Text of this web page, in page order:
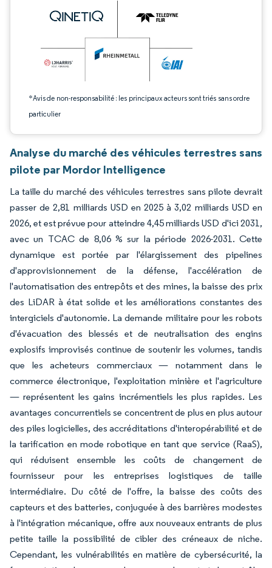
*Avis de non-responsabilité : les principaux acteurs sont triés sans ordre
particulier
Analyse du marché des véhicules terrestres sans
pilote par Mordor Intelligence
La taille du marché des véhicules terrestres sans pilote devrait
passer de 2,81 milliards USD en 2025 à 3,02 milliards USD en
2026, et est prévue pour atteindre 4,45 milliards USD d'ici 2031,
avec un TCAC de 8,06 % sur la période 2026-2031. Cette
dynamique est portée par l'élargissement des pipelines
d'approvisionnement de la défense, l'accélération de
l'automatisation des entrepôts et des mines, la baisse des prix
des LiDAR à état solide et les améliorations constantes des
intergiciels d'autonomie. La demande militaire pour les robots
d'évacuation des blessés et de neutralisation des engins
explosifs improvisés continue de soutenir les volumes, tandis
que les acheteurs commerciaux — notamment dans le
commerce électronique, l'exploitation minière et l'agriculture
— représentent les gains incrémentiels les plus rapides. Les
avantages concurrentiels se concentrent de plus en plus autour
des piles logicielles, des accréditations d'interopérabilité et de
la tarification en mode robotique en tant que service (RaaS),
qui réduisent ensemble les coûts de changement de
fournisseur pour les entreprises logistiques de taille
intermédiaire. Du côté de l'offre, la baisse des coûts des
capteurs et des batteries, conjuguée à des barrières modestes
à l'intégration mécanique, offre aux nouveaux entrants de plus
petite taille la possibilité de cibler des créneaux de niche.
Cependant, les vulnérabilités en matière de cybersécurité, la